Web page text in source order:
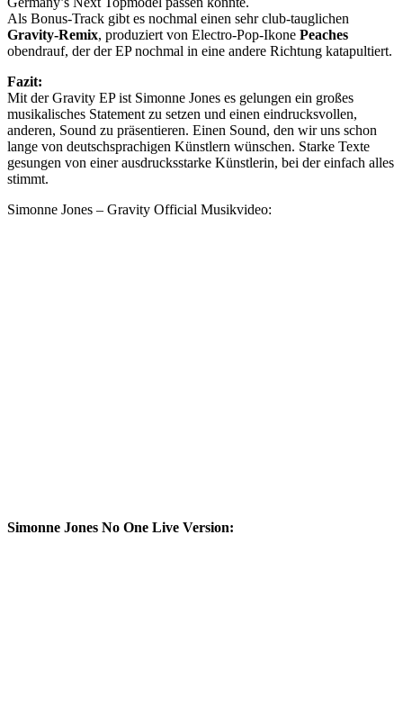
Als Bonus-Track gibt es nochmal einen sehr club-tauglichen
Gravity-Remix, produziert von Electro-Pop-Ikone Peaches
obendrauf, der der EP nochmal in eine andere Richtung katapultiert.
Fazit:
Mit der Gravity EP ist Simonne Jones es gelungen ein großes
musikalisches Statement zu setzen und einen eindrucksvollen,
anderen, Sound zu präsentieren. Einen Sound, den wir uns schon
lange von deutschsprachigen Künstlern wünschen. Starke Texte
gesungen von einer ausdrucksstarke Künstlerin, bei der einfach alles
stimmt.
Simonne Jones – Gravity Official Musikvideo:
Simonne Jones No One Live Version: